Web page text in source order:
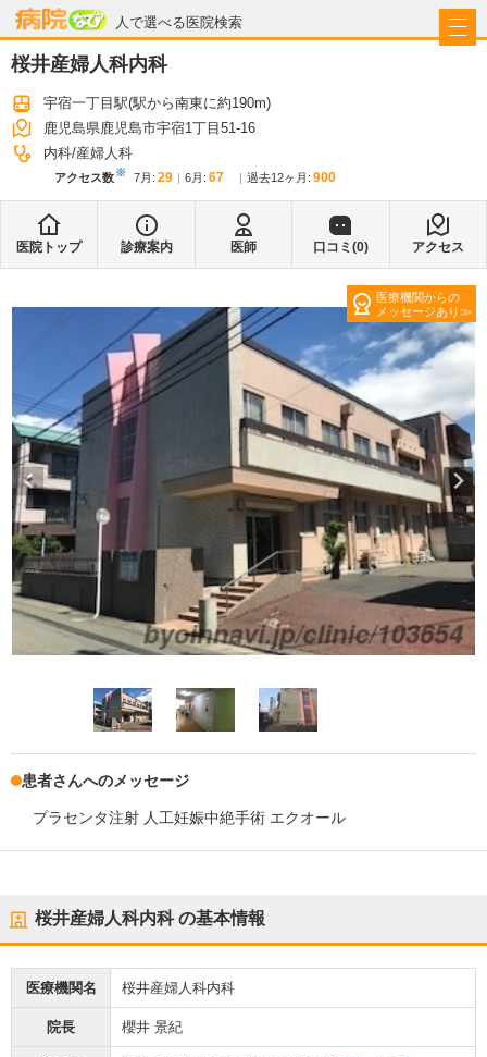
人で選べる医院検索
病院なび
桜井産婦人科内科
宇宿一丁目駅(駅から南東に約190m)
鹿児島県鹿児島市宇宿1丁目51-16
内科 産婦人科
アクセス数※ 7月 : 29 6月 : 67 過去12ヶ月: 900
医院トップ 診療案内 医師 口コミ(0) アクセス
医療機関からの
メッセージあり
患者さんへのメッセージ
プラセンタ注射 人工妊娠中絶手術 エクオール
桜井産婦人科内科の基本情報
医療機関名 桜井産婦人科内科
院長 櫻井 景紀